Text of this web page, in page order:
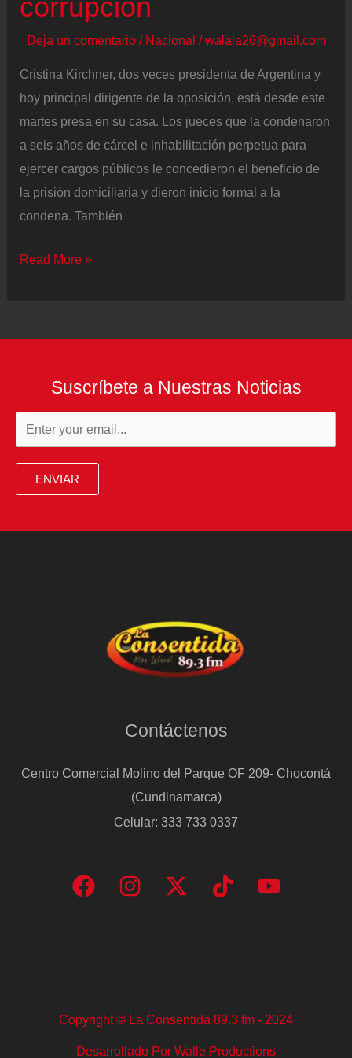
corrupción
Deja un comentario / Nacional /walala26@gmail.com
Cristina Kirchner, dos veces presidenta de Argentina y
hoy principal dirigente de la oposición, está desde este
martes presa en su casa. Los jueces que la condenaron
a seis años de cárcel e inhabilitación perpetua para
ejercer cargos públicos le concedieron el beneficio de
la prisión domiciliaria y dieron inicio formal a la
condena. También
Cristina
domiciliaria
por
Read More »
Suscríbete a Nuestras Noticias
ENVIAR
Contáctenos
Centro Comercial Molino del Parque OF 209- Chocontá
(Cundinamarca)
Celular: 333 733 0337
Copyright © La Consentida 89.3 fm - 2024
Desarrollado Por Walle Productions